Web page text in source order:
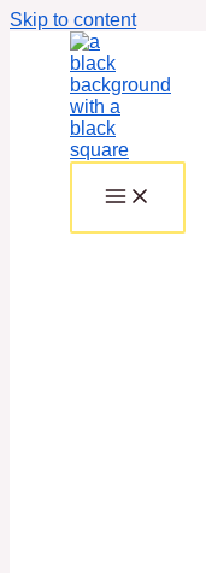
Skip to content